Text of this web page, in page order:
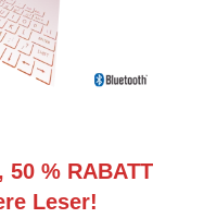
% RABATT
Leser!